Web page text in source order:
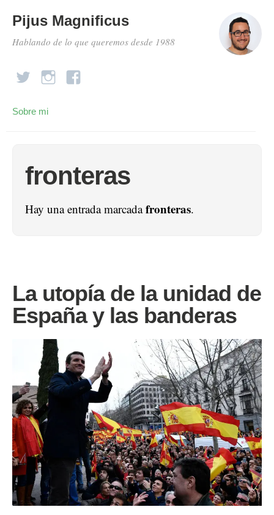
Pijus Magnificus
Hablando de lo que queremos desde 1988
Sobre mi
fronteras
Hay una entrada marcadafronteras.
La utopía de la unidad de
España y las banderas